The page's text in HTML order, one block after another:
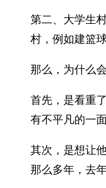
第二、大学生
村，例如建篮
那么，为什么
首先，是看重
有不平凡的一
其次，是想让
那么多年，去